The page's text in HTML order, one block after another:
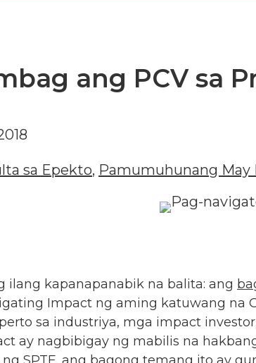
ang PCV sa
sa Epekto, Pamumuhunang May
ilang kapanapanabik na balita: ang
Impact ng aming katuwang na
sa industriya, mga impact
ay nagbibigay ng mabilis na